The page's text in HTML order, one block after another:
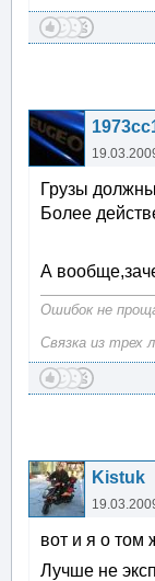
Грузы
Более
А
Ошибок не
Связка из трех
Kistuk
вот и я о том
Лучше не